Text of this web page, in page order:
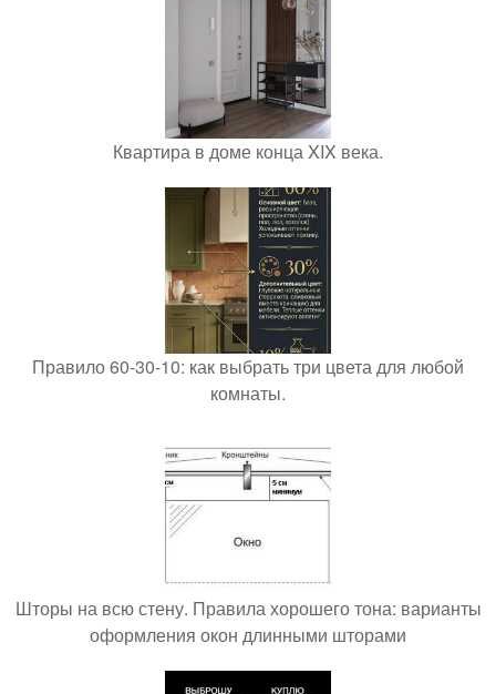
Квартира в доме конца XIX века.
Правило 60-30-10: как выбрать три цвета для любой
комнаты.
Шторы на всю стену. Правила хорошего тона: варианты
оформления окон длинными шторами